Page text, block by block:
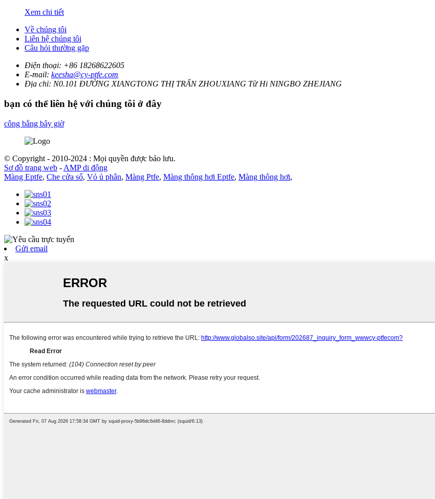
Xem chi tiết
Về chúng tôi
Liên hệ chúng tôi
Câu hỏi thường gặp
Điện thoại: +86 18268622605
E-mail: keesha@cy-ptfe.com
Địa chỉ: N0.101 ĐƯỜNG XIANGTONG THỊ TRẤN ZHOUXIANG Từ Hi NINGBO ZHEJIANG
bạn có thể liên hệ với chúng tôi ở đây
công bằng bây giờ
© Copyright - 2010-2024 : Mọi quyền được bảo lưu.
Sơ đồ trang web - AMP di động
Màng Eptfe, Che cửa sổ, Vỏ ủ phân, Màng Ptfe, Màng thông hơi Eptfe, Màng thông hơi,
Gửi email
x